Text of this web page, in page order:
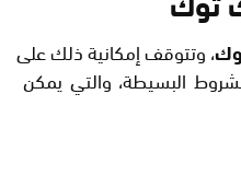
، وتتوقف إمكانية ذلك على
البسيطة، والتي يمكن